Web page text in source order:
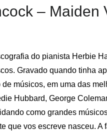
– Maiden
do pianista Herbie
Gravado quando tinha
músicos, em uma das
Hubbard, George
como grandes
que vos escreve nasceu. A